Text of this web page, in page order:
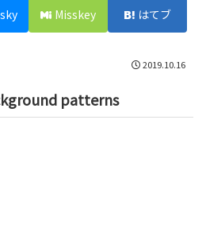
Misskey はてブ
2019.10.16
patterns